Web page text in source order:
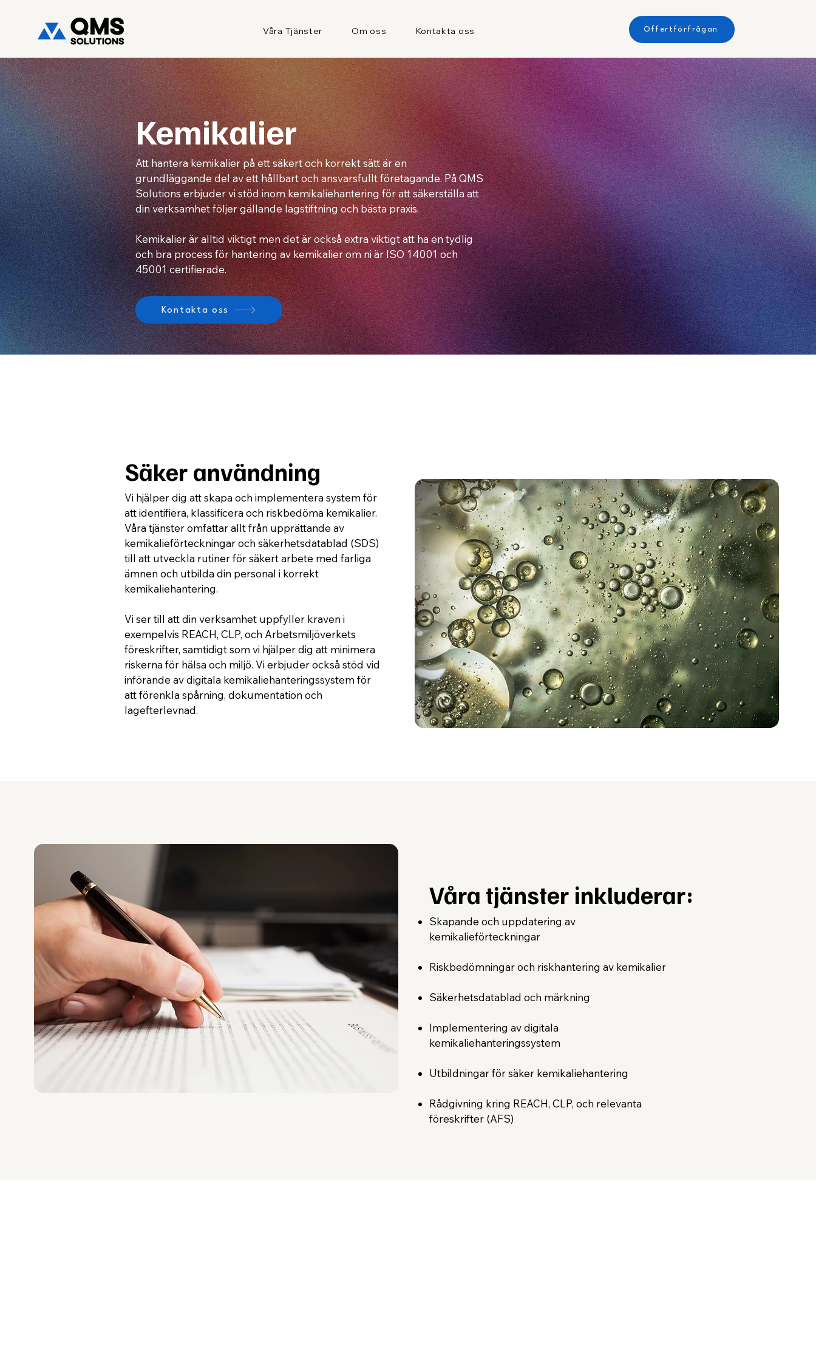
Våra Tjänster Om oss Kontakta oss Offertförfrågan
Kemikalier
Att hantera kemikalier på ett säkert och korrekt sätt är en
grundläggande del av ett hållbart och ansvarsfullt företagande. På QMS
Solutions erbjuder vi stöd inom kemikaliehantering för att säkerställa att
din verksamhet följer gällande lagstiftning och bästa praxis.
Kemikalier är alltid viktigt men det är också extra viktigt att ha en tydlig
och bra process för hantering av kemikalier om ni är ISO 14001 och
45001 certifierade.
Kontakta oss
Säker användning
Vi hjälper dig att skapa och implementera system för
att identifiera, klassificera och riskbedöma kemikalier.
Våra tjänster omfattar allt från upprättande av
kemikalieförteckningar och säkerhetsdatablad (SDS)
till att utveckla rutiner för säkert arbete med farliga
ämnen och utbilda din personal i korrekt
kemikaliehantering.
Vi ser till att din verksamhet uppfyller kraven i
exempelvis REACH, CLP, och Arbetsmiljöverkets
föreskrifter, samtidigt som vi hjälper dig att minimera
riskerna för hälsa och miljö. Vi erbjuder också stöd vid
införande av digitala kemikaliehanteringssystem för
att förenkla spårning, dokumentation och
lagefterlevnad.
Våra tjänster inkluderar:
Skapande och uppdatering av
kemikalieförteckningar
Riskbedömningar och riskhantering av kemikalier
Säkerhetsdatablad och märkning
Implementering av digitala
kemikaliehanteringssystem
Utbildningar för säker kemikaliehantering
Rådgivning kring REACH, CLP, och relevanta
föreskrifter (AFS)